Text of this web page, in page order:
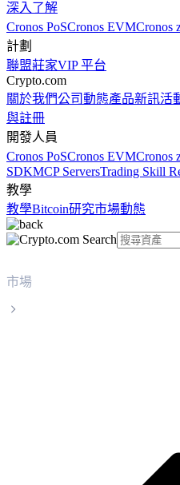
深入了解
Cronos PoSCronos EVMCronos
計劃
聯盟莊家VIP 平台
Crypto.com
關於我們公司動態產品新訊活
與註冊
開發人員
Cronos PoSCronos EVMCronos
SDKMCP ServersTrading Skill
教學
教學Bitcoin研究市場動態
市場